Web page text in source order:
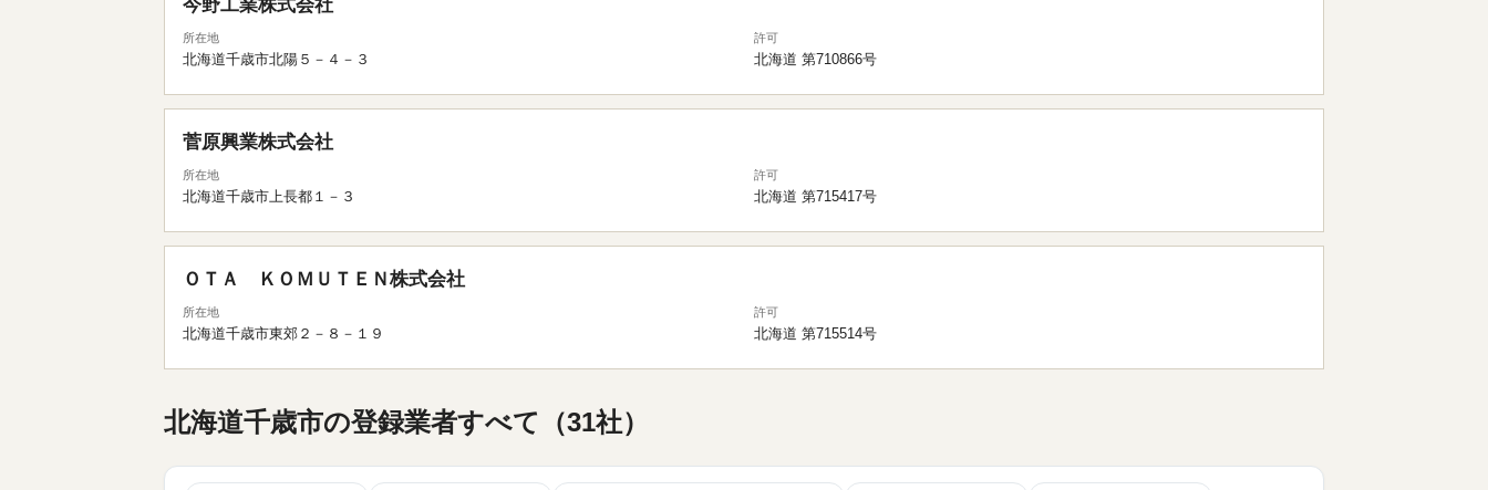
今野工業株式会社
所在地
北海道千歳市北陽５－４－３
許可
北海道 第710866号
菅原興業株式会社
所在地
北海道千歳市上長都１－３
許可
北海道 第715417号
ＯＴＡ ＫＯＭＵＴＥＮ株式会社
所在地
北海道千歳市東郊２－８－１９
許可
北海道 第715514号
北海道千歳市の登録業者すべて（31社）